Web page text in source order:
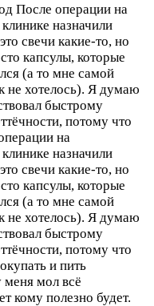
После операции на
назначили
свечи какие-то, но
капсулы, которые
(а то мне самой
не хотелось). Я думаю
быстрому
потому что
на
назначили
свечи какие-то, но
капсулы, которые
(а то мне самой
не хотелось). Я думаю
быстрому
потому что
и пить
меня мол всё
кому полезно будет.